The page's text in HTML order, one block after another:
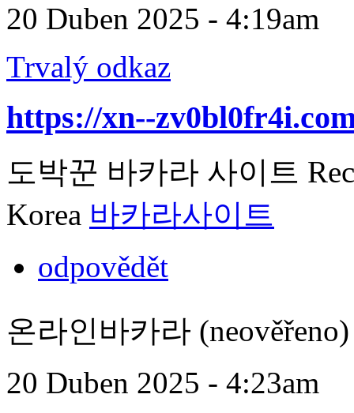
20 Duben 2025 - 4:19am
Trvalý odkaz
https://xn--
도박꾼 바카라 사이트
Korea 바카라사이트
odpovědět
온라인바카라 (neověřeno)
20 Duben 2025 - 4:23am